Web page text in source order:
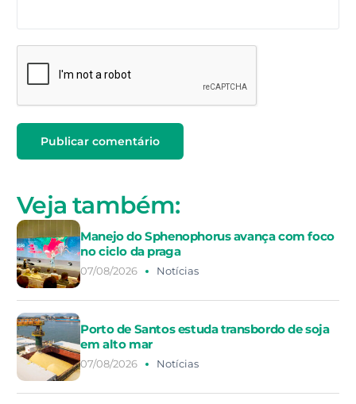
Veja também:
Manejo do Sphenophorus avança com foco
no ciclo da praga
07/08/2026 Notícias
Porto de Santos estuda transbordo de soja
em alto mar
07/08/2026 Notícias